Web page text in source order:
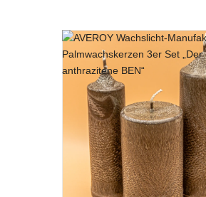
Achtung –
die Flamme einer Kerze kann